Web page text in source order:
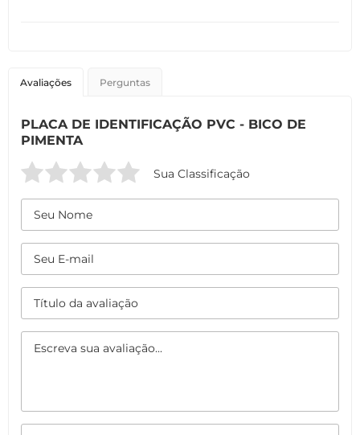
Avaliações Perguntas
PLACA DE IDENTIFICAÇÃO PVC - BICO DE
PIMENTA
Sua Classificação